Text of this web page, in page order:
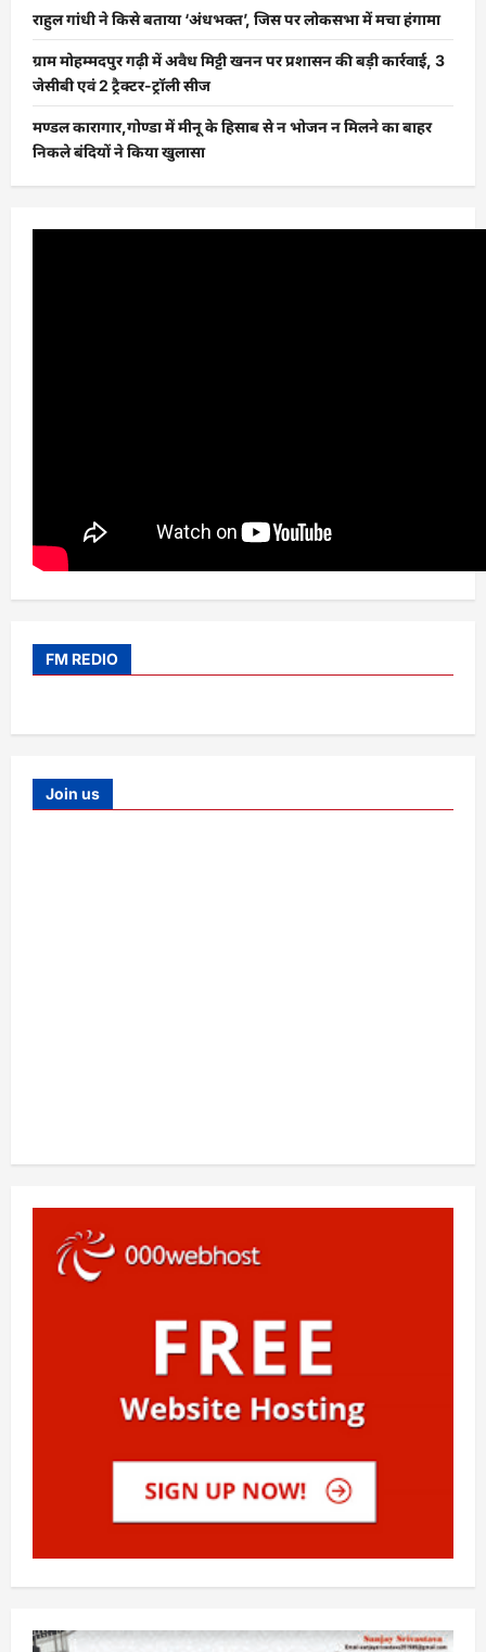
राहुल गांधी ने किसे बताया ‘अंधभक्त’, जिस पर लोकसभा में मचा हंगामा
ग्राम मोहम्मदपुर गढ़ी में अवैध मिट्टी खनन पर प्रशासन की बड़ी कार्रवाई, 3
जेसीबी एवं 2 ट्रैक्टर-ट्रॉली सीज
मण्डल कारागार,गोण्डा में मीनू के हिसाब से न भोजन न मिलने का बाहर
निकले बंदियों ने किया खुलासा
FM REDIO
Join us